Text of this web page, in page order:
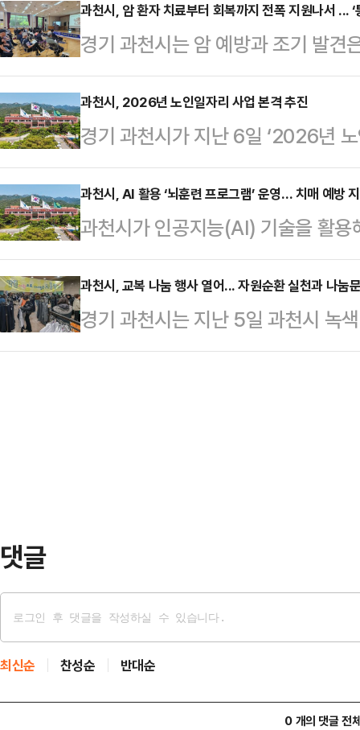
시 소통 캐릭터 ‘송이’와 ‘율이’를
시는 아이들이 처음 여권을 손에 쥐
있는 도시의 정체성을 자연스럽게
과천시는 대표 문화시설인 추사박
모티브로 한 성인용 여권 케이스도
상 속에서 느낄 …
과천시, 암 환자 치료부터 회복까지 전폭 지원나서 ... ‘
경기 과천시는 암 예방과 조기 발견
수 있는 ‘통합 암 관리 지원사업’을
로 인한 탈모로 심리적 어려움을 겪
구입비 지원사업’을 운영 중이다.
년 조례 개정으로 소득·재산 기준
난해에는 14명의 암 환자가 지원을
총 20명을 대상으로 상·하반기 각
일…
과천시, 2026년 노인일자리 사업 본격 추진
경기 과천시가 지난 6일 ‘2026년
르신들을 대상으로 활동 내용과 안
리 사업을 본격 추진하고 나섰다.
운영 지원 △경로당 지원 △교육시
△‘실버카페’ 운영 등 3개 분야 18
이 행정·복지·교육시설 등에서 공
의를 돕는 역할을 맡는다.시는 어르
환원될 수 있도록 사…
과천시, AI 활용 ‘뇌훈련 프로그램’ 운영… 치매 예방
과천시가 인공지능(AI) 기술을 활용
프로그램’을 새롭게 운영하며 참여
터는 6일 “올해부터 AI 기반 뇌파
본격 운영한다”며 “프로그램 참여
이번 프로그램은 AI가 분석한 뇌파
과천시, 교복 나눔 행사 열어... 자원순환 실천과 나눔
경기 과천시는 지난 5일 과천시 녹
로 ‘교복 나눔 행사’를 열었다고 밝
댓글
최신순 찬성순 반대순
0 개의 댓글 전